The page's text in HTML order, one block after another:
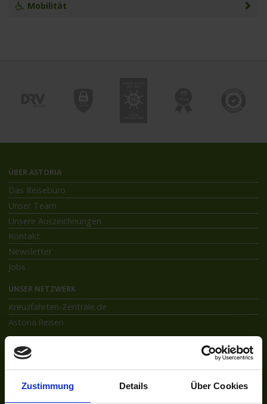
Zustimmung Details Über Cookies
Mobilität
ÜBER ASTORIA
Das Reisebüro
Unser Team
Unsere Auszeichnungen
Kontakt
Newsletter
Jobs
UNSER NETZWERK
Kreuzfahrten-Zentrale.de
Astoria.Reisen
SOCIAL
Facebook